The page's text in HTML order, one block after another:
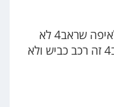
עם כל הכבוד, פורסטר נכנס לאיפה שראב4 לא
מגיע, או לא תרצה שיגיע. ראב4 זה רכב כביש ולא